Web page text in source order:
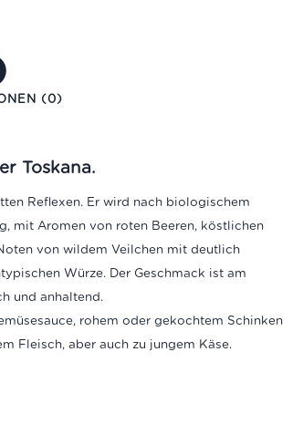
(0)
Toskana.
Reflexen. Er wird nach biologischem
mit Aromen von roten Beeren, köstlichen
von wildem Veilchen mit deutlich
Würze. Der Geschmack ist am
und anhaltend.
rohem oder gekochtem Schinken
Fleisch, aber auch zu jungem Käse.